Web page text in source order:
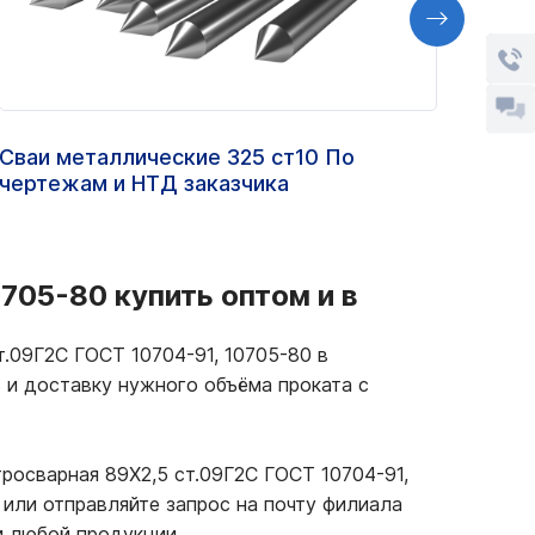
Сваи металлические 325 ст10 По
чертежам и НТД заказчика
80 купить оптом и в
ГОСТ 10704-91, 10705-80 в
доставку нужного объёма проката с
89Х2,5 ст.09Г2С ГОСТ 10704-91,
отправляйте запрос на почту филиала